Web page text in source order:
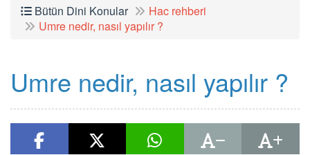
Bütün Dini Konular
Hac rehberi
Umre nedir, nasıl yapılır ?
Umre nedir, nasıl yapılır ?